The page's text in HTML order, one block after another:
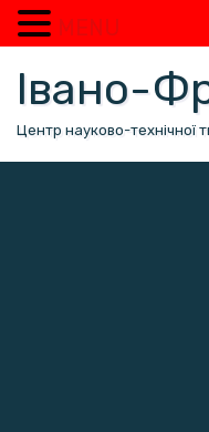
вмісту
Івано-
Центр науково-технічної
MENU